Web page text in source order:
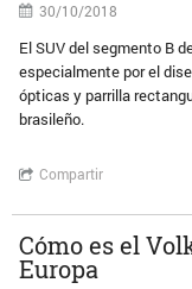
30/10/2018
El SUV del segmento B
especialmente por el
ópticas y parrilla
brasileño.
Compartir
Cómo es el
Europa